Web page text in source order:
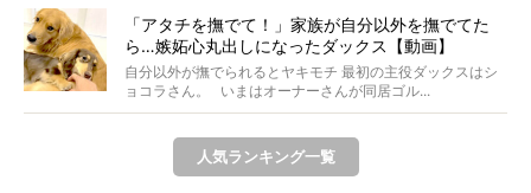
「アタチを撫でて！」家族が自分以外を撫でてた
ら…嫉妬心丸出しになったダックス【動画】
自分以外が撫でられるとヤキモチ 最初の主役ダックスはシ
ョコラさん。 いまはオーナーさんが同居ゴル...
人気ランキング一覧